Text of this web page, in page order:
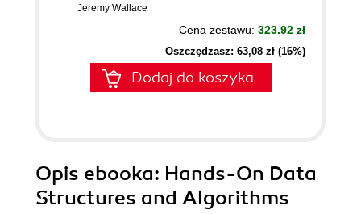
Jeremy Wallace
Cena zestawu: 323.92 zł
Oszczędzasz: 63,08 zł (16%)
Dodaj do koszyka
Opis ebooka: Hands-On Data
Structures and Algorithms